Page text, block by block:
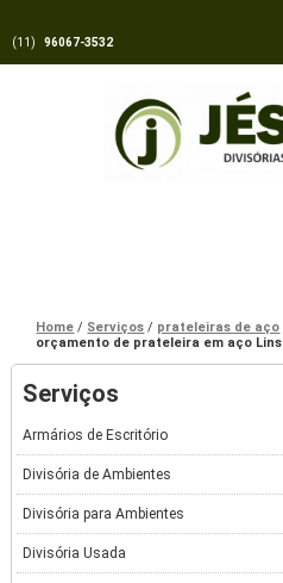
(11) 96067-3532
Home Serviços prateleiras de aço
orçamento de prateleira em aço Lins
Serviços
Armários de Escritório
Divisória de Ambientes
Divisória para Ambientes
Divisória Usada